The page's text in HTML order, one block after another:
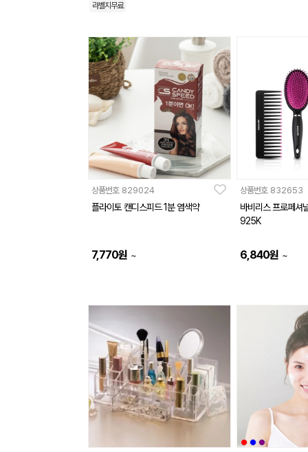
라벨지무료
상품번호 829024
플라이토 캔디스피드 1분 염색약
7,770원 ~
상품번호 832653
바비리스 프로페셔
925K
6,840원 ~